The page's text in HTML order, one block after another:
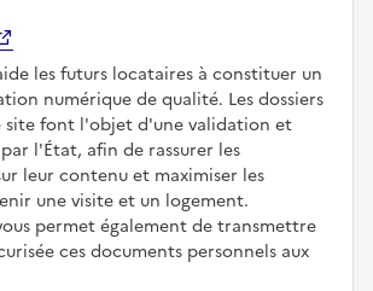
les futurs locataires à constituer un
numérique de qualité. Les dossiers
site font l'objet d'une validation et
l'État, afin de rassurer les
leur contenu et maximiser les
une visite et un logement.
permet également de transmettre
ces documents personnels aux